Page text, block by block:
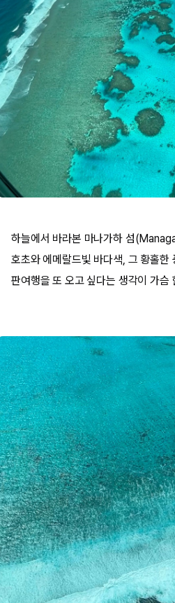
하늘에서 바라본 마나가하 섬
호초와 에메랄드빛 바다색, 그 황홀한
판여행을 또 오고 싶다는 생각이 가슴